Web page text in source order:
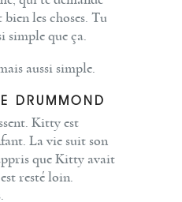
les choses. Tu
simple que ça.
aussi simple.
DRUMMOND
Kitty est
La vie suit son
que Kitty avait
resté loin.